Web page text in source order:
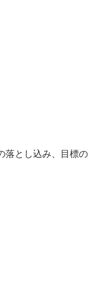
落とし込み、目標